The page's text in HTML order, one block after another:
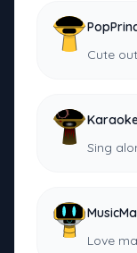
Cute
Sing
Love